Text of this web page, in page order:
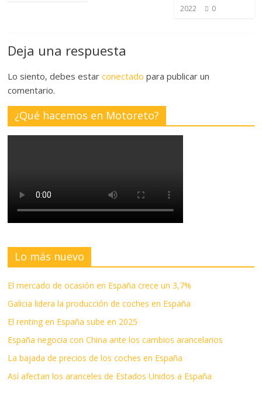
2022
0
Deja una respuesta
Lo siento, debes estarconectado para publicar un
comentario.
¿Qué hacemos en Motoreto?
Lo más nuevo
El mercado de ocasión en España crece un 3,7%
Galicia lidera la producción de coches en España
El renting en España sube en 2025
España negocia con China ante los cambios arancelarios
La bajada de precios de los coches en España
Así afectan los aranceles de Estados Unidos a España